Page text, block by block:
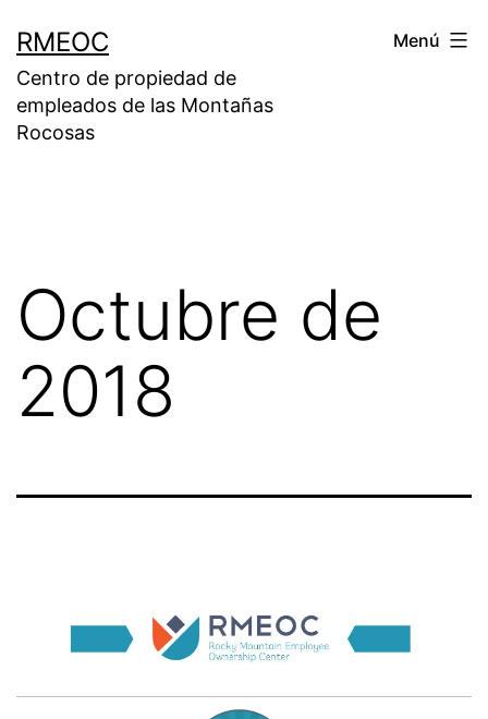
contenido
RMEOC
Centro de propiedad de
empleados de las Montañas
Rocosas
Menú
Octubre de
2018